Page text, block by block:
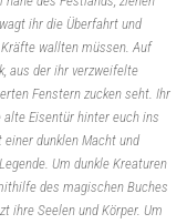
ihr die Überfahrt und
wallten müssen. Auf
aus der ihr verzweifelte
Fenstern zucken seht. Ihr
Eisentür hinter euch ins
dunklen Macht und
Um dunkle Kreaturen
des magischen Buches
ihre Seelen und Körper. Um